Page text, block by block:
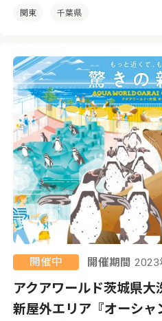
関東 千葉県
開催中 開催期間 2023
アクアワールド茨城県
新屋外エリア『オーシャ